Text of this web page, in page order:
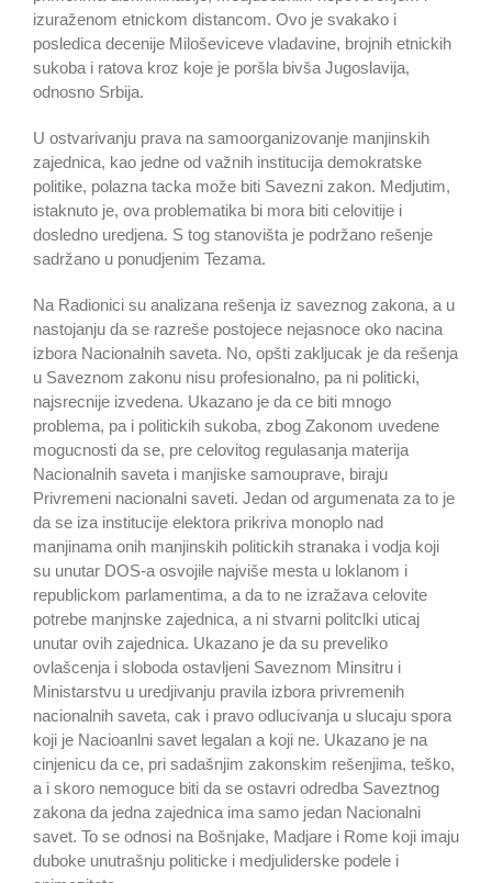
izuraženom etnickom distancom. Ovo je svakako i
posledica decenije Miloševiceve vladavine, brojnih etnickih
sukoba i ratova kroz koje je poršla bivša Jugoslavija,
odnosno Srbija.
U ostvarivanju prava na samoorganizovanje manjinskih
zajednica, kao jedne od važnih institucija demokratske
politike, polazna tacka može biti Savezni zakon. Medjutim,
istaknuto je, ova problematika bi mora biti celovitije i
dosledno uredjena. S tog stanovišta je podržano rešenje
sadržano u ponudjenim Tezama.
Na Radionici su analizana rešenja iz saveznog zakona, a u
nastojanju da se razreše postojece nejasnoce oko nacina
izbora Nacionalnih saveta. No, opšti zakljucak je da rešenja
u Saveznom zakonu nisu profesionalno, pa ni politicki,
najsrecnije izvedena. Ukazano je da ce biti mnogo
problema, pa i politickih sukoba, zbog Zakonom uvedene
mogucnosti da se, pre celovitog regulasanja materija
Nacionalnih saveta i manjiske samouprave, biraju
Privremeni nacionalni saveti. Jedan od argumenata za to je
da se iza institucije elektora prikriva monoplo nad
manjinama onih manjinskih politickih stranaka i vodja koji
su unutar DOS-a osvojile najviše mesta u loklanom i
republickom parlamentima, a da to ne izražava celovite
potrebe manjnske zajednica, a ni stvarni politclki uticaj
unutar ovih zajednica. Ukazano je da su preveliko
ovlašcenja i sloboda ostavljeni Saveznom Minsitru i
Ministarstvu u uredjivanju pravila izbora privremenih
nacionalnih saveta, cak i pravo odlucivanja u slucaju spora
koji je Nacioanlni savet legalan a koji ne. Ukazano je na
cinjenicu da ce, pri sadašnjim zakonskim rešenjima, teško,
a i skoro nemoguce biti da se ostavri odredba Saveztnog
zakona da jedna zajednica ima samo jedan Nacionalni
savet. To se odnosi na Bošnjake, Madjare i Rome koji imaju
duboke unutrašnju politicke i medjuliderske podele i